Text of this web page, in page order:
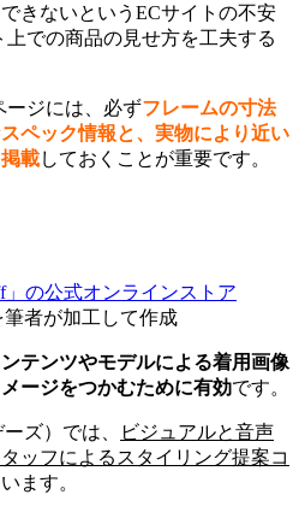
きないというECサイトの不安
での商品の見せ方を工夫する
ージには、必ずフレームの寸法
ペック情報と、実物により近い
載しておくことが重要です。
」の公式オンラインストア
筆者が加工して作成
テンツやモデルによる着用画像
ージをつかむために有効です。
ズ）では、
ビジュアルと音声
ッフによるスタイリング提案コ
ます。